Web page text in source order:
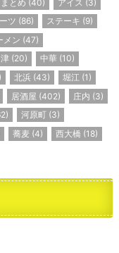
まとめ (40) アイス (3)
ツ (86) ステーキ (9)
メン (47)
(20) 中華(10)
北浜(43) 堀江 (1)
居酒屋 (402) 庄内 (3)
河原町 (3)
蕎麦(4) 西大橋 (18)